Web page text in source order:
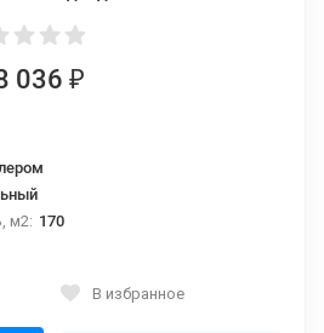
036 ₽
м2: 170
В избранное